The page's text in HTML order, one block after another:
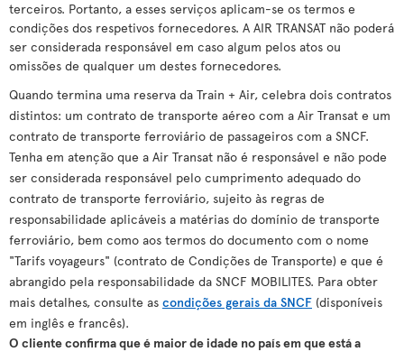
terceiros. Portanto, a esses serviços aplicam-se os termos e
condições dos respetivos fornecedores. A AIR TRANSAT não poderá
ser considerada responsável em caso algum pelos atos ou
omissões de qualquer um destes fornecedores.
Quando termina uma reserva da Train + Air, celebra dois contratos
distintos: um contrato de transporte aéreo com a Air Transat e um
contrato de transporte ferroviário de passageiros com a SNCF.
Tenha em atenção que a Air Transat não é responsável e não pode
ser considerada responsável pelo cumprimento adequado do
contrato de transporte ferroviário, sujeito às regras de
responsabilidade aplicáveis a matérias do domínio de transporte
ferroviário, bem como aos termos do documento com o nome
"Tarifs voyageurs" (contrato de Condições de Transporte) e que é
abrangido pela responsabilidade da SNCF MOBILITES. Para obter
mais detalhes, consulte as condições gerais da SNCF (disponíveis
em inglês e francês).
O cliente confirma que é maior de idade no país em que está a